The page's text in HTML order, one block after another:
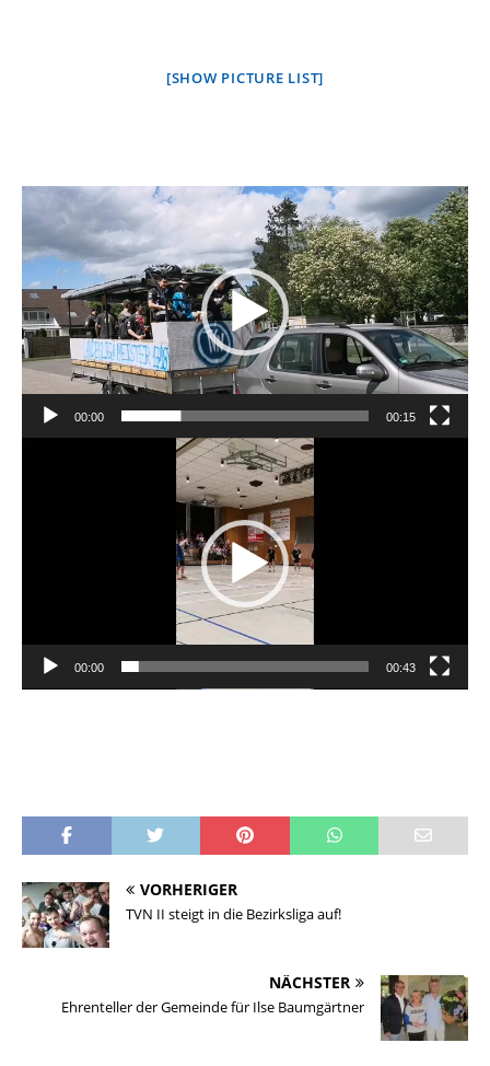
[SHOW PICTURE LIST]
Player
00:00 00:15
00:00 00:43
VORHERIGER
TVN II steigt in die Bezirksliga auf!
NÄCHSTER
Ehrenteller der Gemeinde für Ilse Baumgärtner